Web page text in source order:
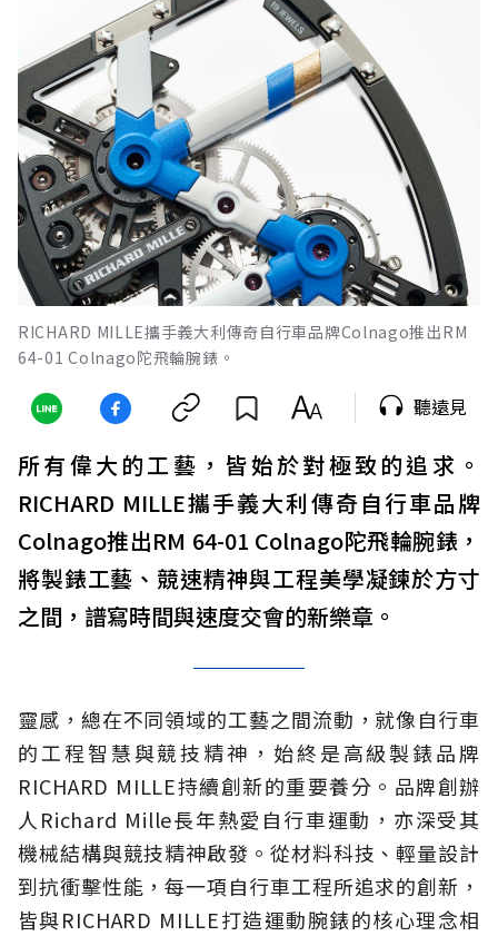
RICHARD MILLE攜手義大利傳奇自行車品牌Colnago推出RM
64-01 Colnago陀飛輪腕錶。
聽遠見
所有偉大的工藝，皆始於對極致的追求。
RICHARD MILLE攜手義大利傳奇自行車品牌
Colnago推出RM 64-01 Colnago陀飛輪腕錶，
將製錶工藝、競速精神與工程美學凝鍊於方寸
之間，譜寫時間與速度交會的新樂章。
靈感，總在不同領域的工藝之間流動，就像自行車
的工程智慧與競技精神，始終是高級製錶品牌
RICHARD MILLE持續創新的重要養分。品牌創辦
人Richard Mille長年熱愛自行車運動，亦深受其
機械結構與競技精神啟發。從材料科技、輕量設計
到抗衝擊性能，每一項自行車工程所追求的創新，
皆與RICHARD MILLE打造運動腕錶的核心理念相